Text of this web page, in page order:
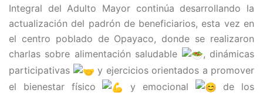
Integral del Adulto Mayor continúa desarrollando la
actualización del padrón de beneficiarios, esta vez en
el centro poblado de Opayaco, donde se realizaron
charlas sobre alimentación saludable
, dinámicas
participativas
y ejercicios orientados a promover
el bienestar físico
y emocional
de los